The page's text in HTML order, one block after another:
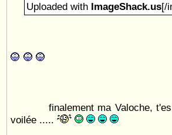
Uploaded with ImageShack.us[/
finalement ma Valoche,
voilée .....